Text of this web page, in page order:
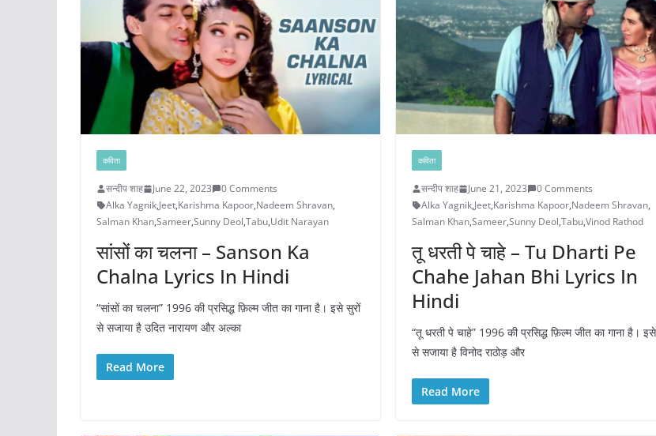
कविता
सन्दीप शाह June 22, 2023
0 Comments
Alka Yagnik,Jeet,Karishma Kapoor,Nadeem Shravan,
Salman Khan,Sameer,Sunny Deol,Tabu,Udit Narayan
सांसों का चलना – Sanson Ka
Chalna Lyrics In Hindi
“सांसों का चलना” 1996 की प्रसिद्ध फ़िल्म जीत का गाना है। इसे सुरों
से सजाया है उदित नारायण और अल्का
Read More
कविता
सन्दीप शाह June 21, 2023
0 Comments
Alka Yagnik,Jeet,Karishma Kapoor,Nadeem Shravan,
Salman Khan,Sameer,Sunny Deol,Tabu,Vinod Rathod
तू धरती पे चाहे – Tu Dharti Pe
Chahe Jahan Bhi Lyrics In
Hindi
“तू धरती पे चाहे” 1996 की प्रसिद्ध फ़िल्म जीत का गाना है।
से सजाया है विनोद राठोड़ और
Read More